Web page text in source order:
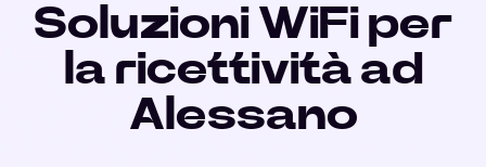
Soluzioni WiFi per
la ricettività ad
Alessano